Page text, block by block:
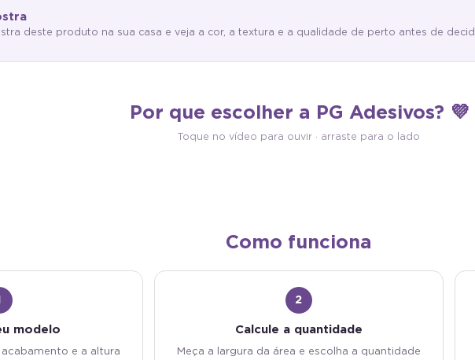
deste produto na sua casa e veja a cor, a textura e a qualidade de perto antes de
Por que escolher a PG Adesivos? 💜
Toque no vídeo para ouvir · arraste para o lado
Autocolante
Vinílico com cola própria: é só descolar
Impresso na PG sob demanda, em lote
único para o seu pedido, e despachado
Como funciona
modelo
e a altura
2
Calcule a quantidade
Meça a largura da área e escolha a quantidade